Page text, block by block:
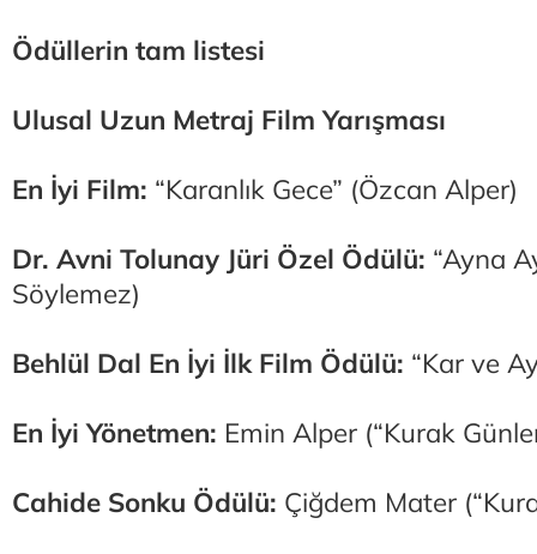
Ödüllerin tam listesi
Ulusal Uzun Metraj Film Yarışması
En İyi Film: “Karanlık Gece” (Özcan Alper)
Dr. Avni Tolunay Jüri Özel Ödülü: “Ayna
Söylemez)
Behlül Dal En İyi İlk Film Ödülü: “Kar ve
En İyi Yönetmen: Emin Alper (“Kurak
Cahide Sonku Ödülü: Çiğdem Mater